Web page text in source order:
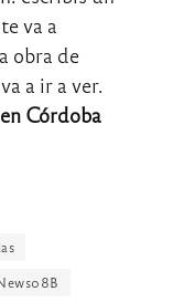
va a
obra de
a ir a ver.
Córdoba